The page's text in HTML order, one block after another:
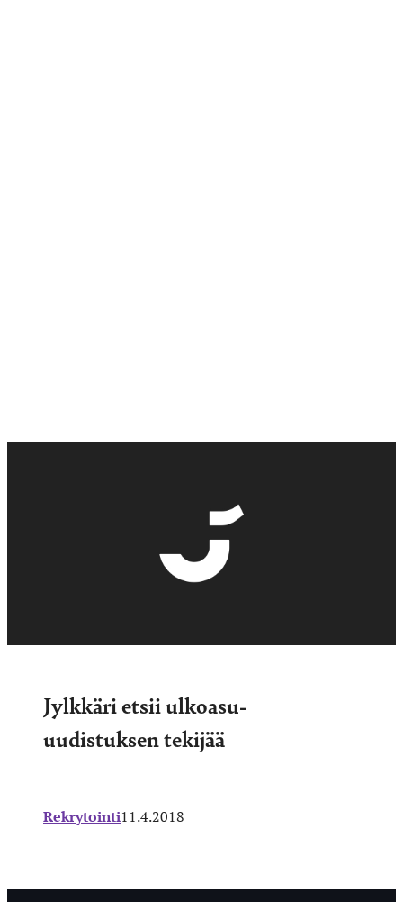
Jylkkäri etsii ulkoasu-
uudistuksen tekijää
Rekrytointi11.4.2018